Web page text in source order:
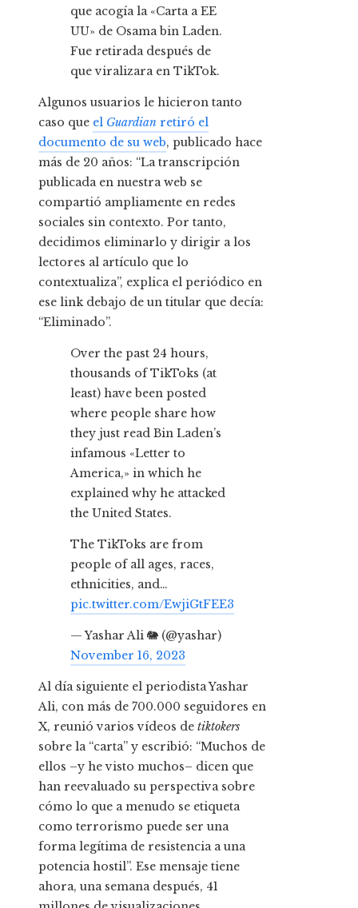
que acogía la «Carta a EE
UU» de Osama bin Laden.
Fue retirada después de
que viralizara en TikTok.
Algunos usuarios le hicieron tanto
caso que el Guardian retiró el
documento de su web, publicado hace
más de 20 años: “La transcripción
publicada en nuestra web se
compartió ampliamente en redes
sociales sin contexto. Por tanto,
decidimos eliminarlo y dirigir a los
lectores al artículo que lo
contextualiza”, explica el periódico en
ese link debajo de un titular que decía:
“Eliminado”.
Over the past 24 hours,
thousands of TikToks (at
least) have been posted
where people share how
they just read Bin Laden’s
infamous «Letter to
America,» in which he
explained why he attacked
the United States.
The TikToks are from
people of all ages, races,
ethnicities, and…
pic.twitter.com/EwjiGtFEE3
— Yashar Ali 🐘 (@yashar)
November 16, 2023
Al día siguiente el periodista Yashar
Ali, con más de 700.000 seguidores en
X, reunió varios vídeos de tiktokers
sobre la “carta” y escribió: “Muchos de
ellos –y he visto muchos– dicen que
han reevaluado su perspectiva sobre
cómo lo que a menudo se etiqueta
como terrorismo puede ser una
forma legítima de resistencia a una
potencia hostil”. Ese mensaje tiene
ahora, una semana después, 41